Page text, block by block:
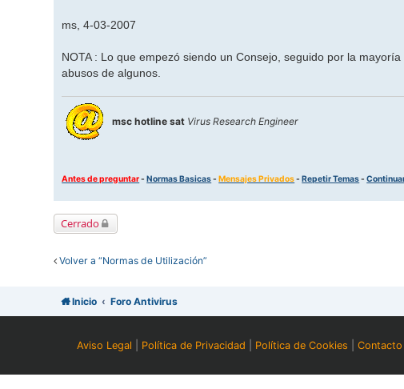
ms, 4-03-2007
NOTA : Lo que empezó siendo un Consejo, seguido por la
abusos de algunos.
msc hotline sat Virus Research Engineer
Antes de preguntar-Normas Basicas-Mensajes Privados-Repetir Temas-
Cerrado
Volver a “Normas de Utilización”
Inicio Foro Antivirus
Aviso Legal Política de Privacidad Política de Cookies Contacto